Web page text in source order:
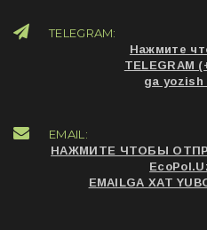
TELEGRAM:
Нажмите
TELEGRAM
ga yozish
EMAIL:
НАЖМИТЕ ЧТОБЫ
EMAILGA XAT